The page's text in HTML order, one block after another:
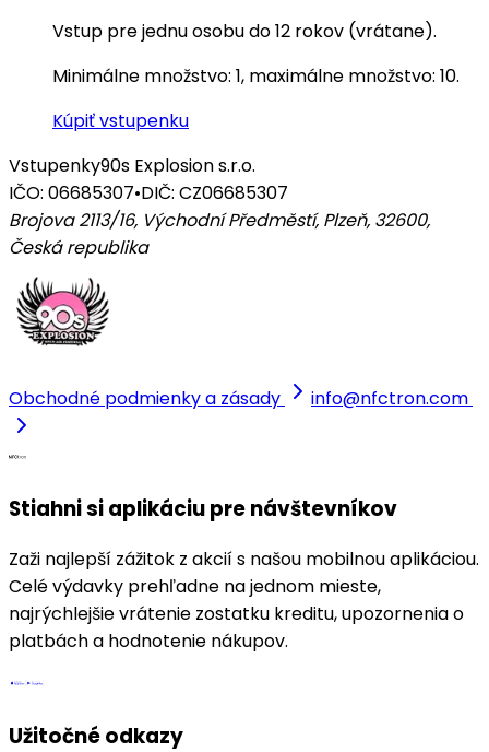
Vstup pre jednu osobu do 12 rokov (vrátane).
Minimálne množstvo: 1, maximálne množstvo: 10.
Kúpiť vstupenku
Vstupenky90s Explosion s.r.o.
IČO: 06685307•DIČ: CZ06685307
Brojova 2113/16, Východní Předměstí, Plzeň, 32600,
Česká republika
Obchodné podmienky a zásady info@nfctron.com
Stiahni si aplikáciu pre návštevníkov
Zaži najlepší zážitok z akcií s našou mobilnou aplikáciou.
Celé výdavky prehľadne na jednom mieste,
najrýchlejšie vrátenie zostatku kreditu, upozornenia o
platbách a hodnotenie nákupov.
Užitočné odkazy